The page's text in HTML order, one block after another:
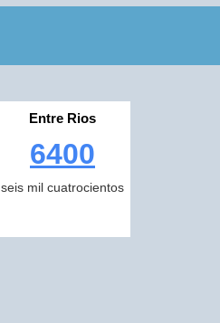
Entre Rios
6400
seis mil cuatrocientos